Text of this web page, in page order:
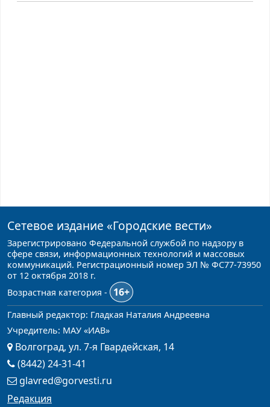
Сетевое издание «Городские вести»
Зарегистрировано Федеральной службой по надзору в
сфере связи, информационных технологий и массовых
коммуникаций. Регистрационный номер ЭЛ № ФС77-73950
от 12 октября 2018 г.
Возрастная категория -
16+
Главный редактор: Гладкая Наталия Андреевна
Учредитель: МАУ «ИАВ»
Волгоград, ул. 7-я Гвардейская, 14
(8442) 24-31-41
glavred@gorvesti.ru
Редакция